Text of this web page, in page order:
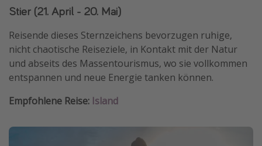
Stier (21. April - 20. Mai)
Reisende dieses Sternzeichens bevorzugen ruhige,
nicht chaotische Reiseziele, in Kontakt mit der Natur
und abseits des Massentourismus, wo sie vollkommen
entspannen und neue Energie tanken können.
Empfohlene Reise: Island